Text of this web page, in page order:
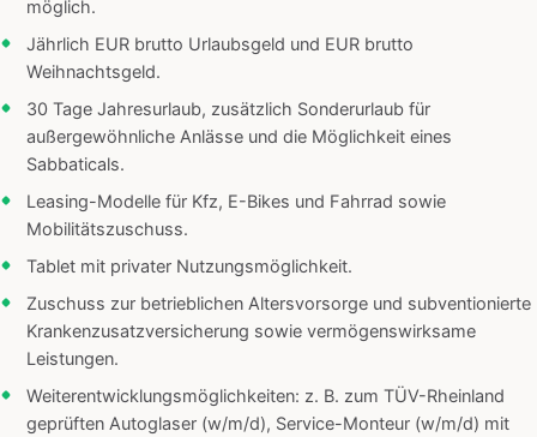
möglich.
Jährlich EUR brutto Urlaubsgeld und EUR brutto
Weihnachtsgeld.
30 Tage Jahresurlaub, zusätzlich Sonderurlaub für
außergewöhnliche Anlässe und die Möglichkeit eines
Sabbaticals.
Leasing-Modelle für Kfz, E-Bikes und Fahrrad sowie
Mobilitätszuschuss.
Tablet mit privater Nutzungsmöglichkeit.
Zuschuss zur betrieblichen Altersvorsorge und subventionierte
Krankenzusatzversicherung sowie vermögenswirksame
Leistungen.
Weiterentwicklungsmöglichkeiten: z. B. zum TÜV-Rheinland
geprüften Autoglaser (w/m/d), Service-Monteur (w/m/d) mit